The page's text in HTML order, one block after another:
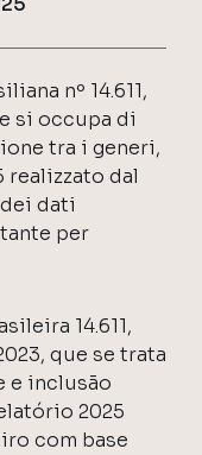
nº 14.611,
si occupa di
tra i generi,
dal
dati
per
14.611,
que se trata
e inclusão
2025
com base